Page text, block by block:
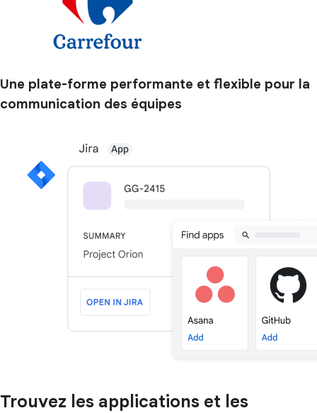
Une plate-forme performante et flexible pour la
communication des équipes
Trouvez les applications et les